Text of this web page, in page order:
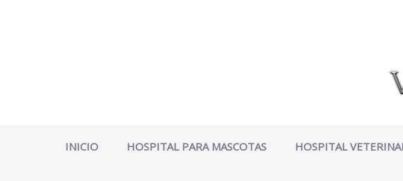
INICIO HOSPITAL PARA MASCOTAS HOSPITAL